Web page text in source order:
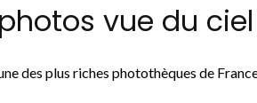
vue du
des plus riches photothèques de